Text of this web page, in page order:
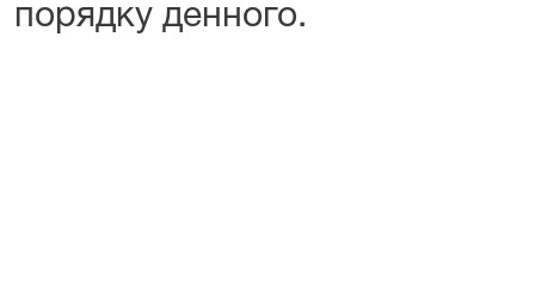
порядку денного.